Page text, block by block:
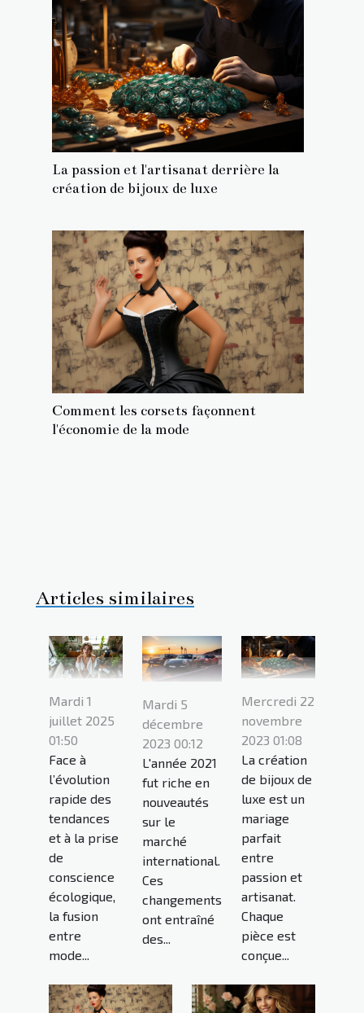
La passion et l'artisanat derrière la
création de bijoux de luxe
Comment les corsets façonnent
l'économie de la mode
Articles similaires
Mardi 1
juillet 2025
01:50
Face à
l’évolution
rapide des
tendances
et à la prise
de
conscience
écologique,
la fusion
entre
mode...
Mardi 5
décembre
2023 00:12
L'année 2021
fut riche en
nouveautés
sur le
marché
international.
Ces
changements
ont entraîné
des...
Mercredi 22
novembre
2023 01:08
La création
de bijoux de
luxe est un
mariage
parfait
entre
passion et
artisanat.
Chaque
pièce est
conçue...